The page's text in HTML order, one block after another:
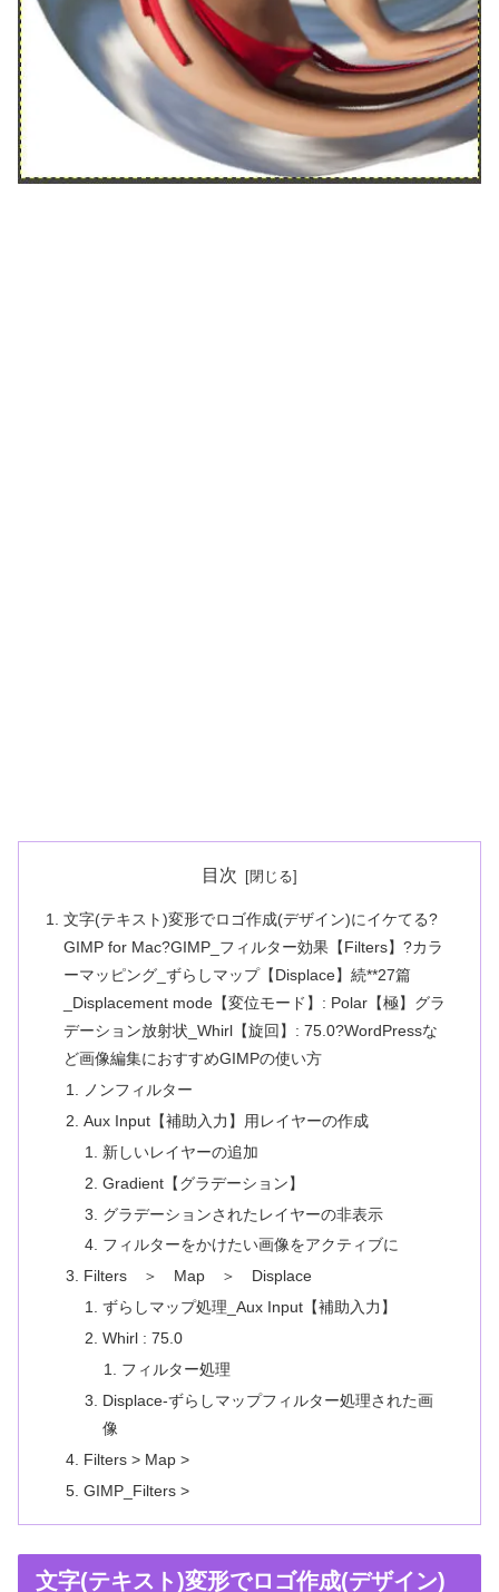
目次
文字(テキスト)変形でロゴ作成(デザイン)にイケてる?
GIMP for Mac?GIMP_フィルター効果【Filters】?カラ
ーマッピング_ずらしマップ【Displace】続**27篇
_Displacement mode【変位モード】: Polar【極】グラ
デーション放射状_Whirl【旋回】: 75.0?WordPressな
ど画像編集におすすめGIMPの使い方
ノンフィルター
Aux Input【補助入力】用レイヤーの作成
新しいレイヤーの追加
Gradient【グラデーション】
グラデーションされたレイヤーの非表示
フィルターをかけたい画像をアクティブに
Filters ＞ Map ＞ Displace
ずらしマップ処理_Aux Input【補助入力】
Whirl : 75.0
フィルター処理
Displace-ずらしマップフィルター処理された画
像
Filters > Map >
GIMP_Filters >
文字(テキスト)変形でロゴ作成(デザイン)